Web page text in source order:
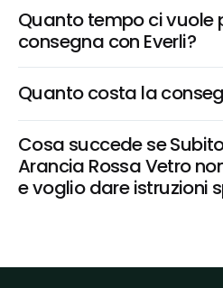
Quanto tempo ci vuole
consegna con Everli?
Quanto costa la
Cosa succede se
Arancia Rossa Vetro
e voglio dare istruzioni